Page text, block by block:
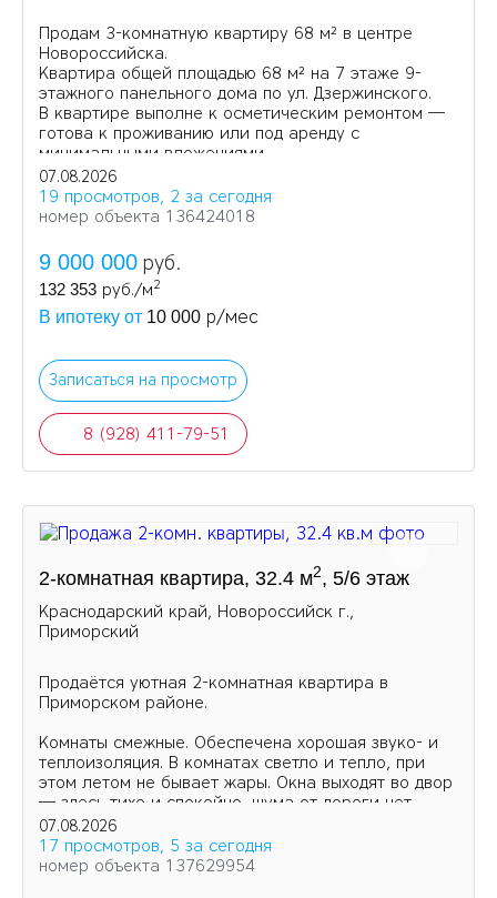
Продам 3-комнатную квартиру 68 м² в центре
Новороссийска.
Квартира общей площадью 68 м² на 7 этаже 9-
этажного панельного дома по ул. Дзержинского.
В квартире выполне к осметическим ремонтом —
готова к проживанию или под аренду с
минимальными вложениями.
07.08.2026
19 просмотров, 2 за сегодня
номер объекта 136424018
9 000 000 руб.
132 353 руб./м2
В ипотеку от 10 000 р/мес
Записаться на просмотр
8 (928) 411-79-51
2-комнатная квартира, 32.4 м2, 5/6 этаж
Краснодарский край, Новороссийск г.,
Приморский
Продаётся уютная 2-комнатная квартира в
Приморском районе.
Комнаты смежные. Обеспечена хорошая звуко- и
теплоизоляция. В комнатах светло и тепло, при
этом летом не бывает жары. Окна выходят во двор
— здесь тихо и спокойно, шума от дороги нет.
07.08.2026
17 просмотров, 5 за сегодня
номер объекта 137629954